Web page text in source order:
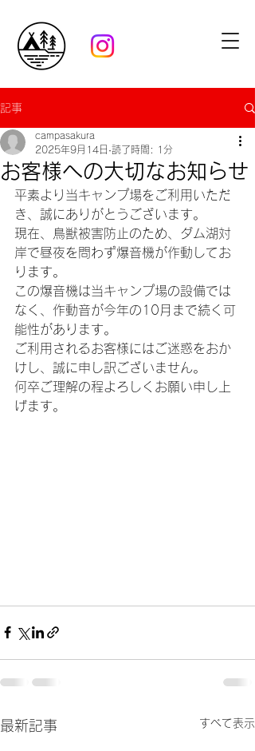
記事
お客様への大切なお知らせ
campasakura
2025年9月14日 読了時間: 1分
平素より当キャンプ場をご利用いただ
き、誠にありがとうございます。
現在、鳥獣被害防止のため、ダム湖対
岸で昼夜を問わず爆音機が作動してお
ります。
この爆音機は当キャンプ場の設備では
なく、作動音が今年の10月まで続く可
能性があります。
ご利用されるお客様にはご迷惑をおか
けし、誠に申し訳ございません。
何卒ご理解の程よろしくお願い申し上
げます。
最新記事 すべて表示